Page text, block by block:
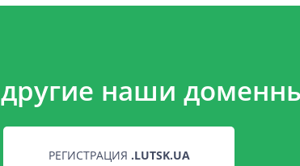
наши
РЕГИСТРАЦИЯ .LUTSK.UA